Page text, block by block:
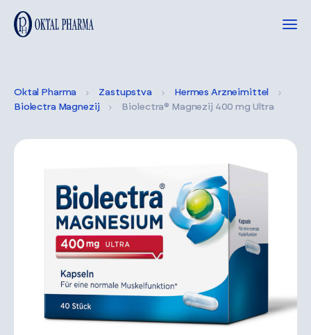
Oktal Pharma Zastupstva
Hermes Arzneimittel
Biolectra Magnezij
Biolectra® Magnezij 400 mg Ultra